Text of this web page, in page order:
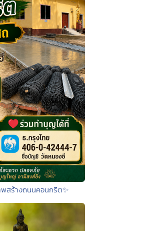
สร้างถนนคอนกรีต✨